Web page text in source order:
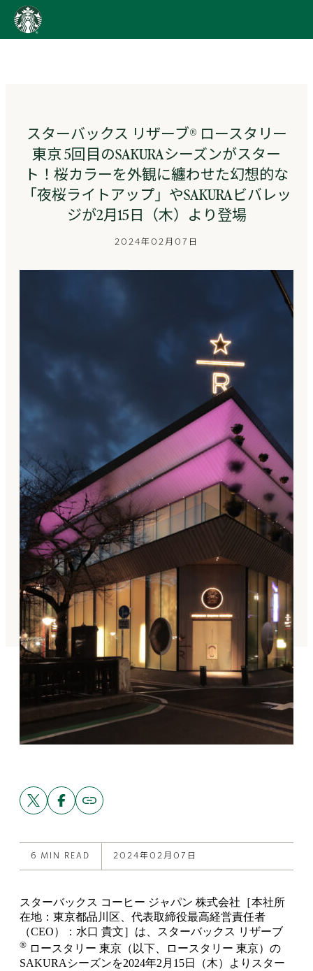
content
Go
スターバックス リザーブ® ロースタリー
東京 5回目のSAKURAシーズンがスター
ト！桜カラーを外観に纏わせた幻想的な
「夜桜ライトアップ」やSAKURAビバレッ
ジが2月15日（木）より登場
2024年02月07日
Share
this
post
X
Share
this
post
Facebook
Copy
link
to
6 MIN READ 2024年02月07日
スターバックス コーヒー ジャパン 株式会社［本社所
在地：東京都品川区、代表取締役最高経営責任者
（CEO）：水口 貴文］は、スターバックス リザーブ
® ロースタリー 東京（以下、ロースタリー 東京）の
SAKURAシーズンを2024年2月15日（木）よりスター